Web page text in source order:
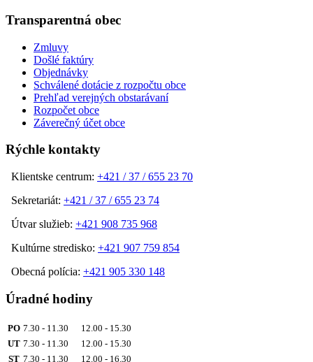
Transparentná obec
Zmluvy
Došlé faktúry
Objednávky
Schválené dotácie z rozpočtu obce
Prehľad verejných obstarávaní
Rozpočet obce
Záverečný účet obce
Rýchle kontakty
Klientske centrum: +421 / 37 / 655 23 70
Sekretariát: +421 / 37 / 655 23 74
Útvar služieb: +421 908 735 968
Kultúrne stredisko: +421 907 759 854
Obecná polícia: +421 905 330 148
Úradné hodiny
PO 7.30 - 11.30 12.00 - 15.30
UT 7.30 - 11.30 12.00 - 15.30
ST 7.30 - 11.30 12.00 - 16.30